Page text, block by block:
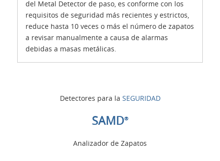
Detectores para la SEGURIDAD
SAMD®
Analizador de Zapatos
del Metal Detector de paso, es conforme con los
requisitos de seguridad más recientes y estrictos,
reduce hasta 10 veces o más el número de zapatos
a revisar manualmente a causa de alarmas
debidas a masas metálicas.